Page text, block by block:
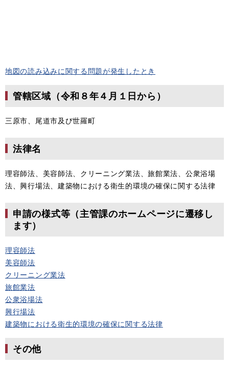
地図の読み込みに関する問題が発生したとき
管轄区域（令和８年４月１日から）
三原市、尾道市及び世羅町
法律名
理容師法、美容師法、クリーニング業法、旅館業法、公衆浴場
法、興行場法、建築物における衛生的環境の確保に関する法律
申請の様式等（主管課のホームページに遷移し
ます）
理容師法
美容師法
クリーニング業法
旅館業法
公衆浴場法
興行場法
建築物における衛生的環境の確保に関する法律
その他